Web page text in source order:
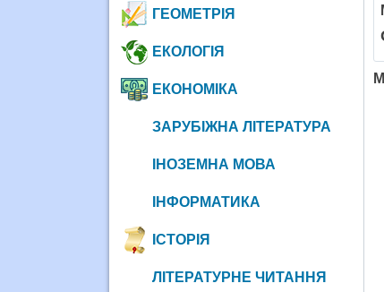
ГЕОМЕТРІЯ
ЕКОЛОГІЯ
ЕКОНОМІКА
ЗАРУБІЖНА ЛІТЕРАТУРА
ІНОЗЕМНА МОВА
ІНФОРМАТИКА
ІСТОРІЯ
ЛІТЕРАТУРНЕ ЧИТАННЯ